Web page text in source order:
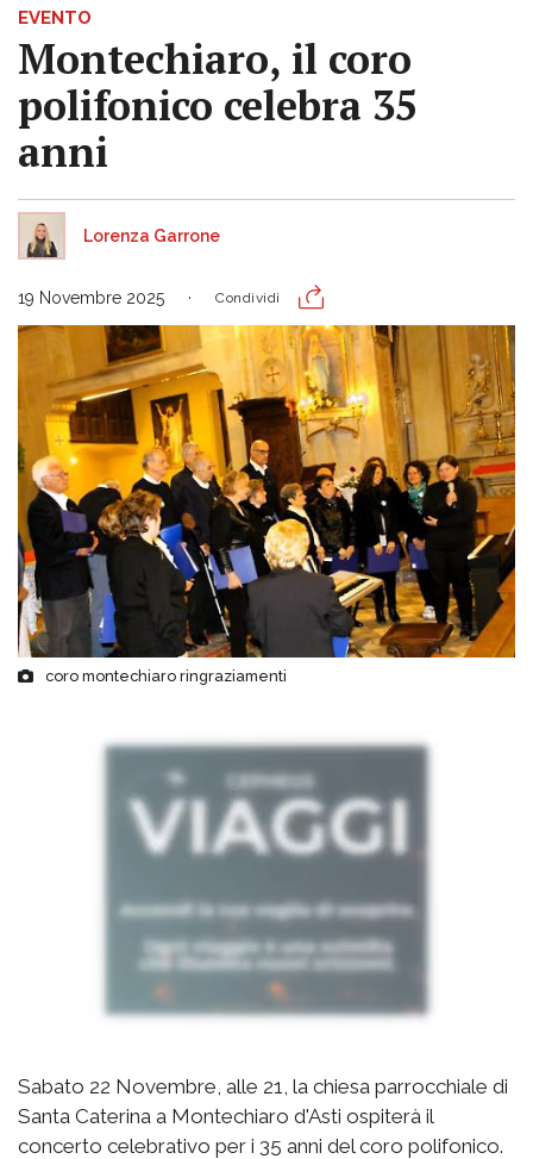
EVENTO
Montechiaro, il coro
polifonico celebra 35
anni
Lorenza Garrone
19 Novembre 2025 Condividi
coro montechiaro ringraziamenti
Sabato 22 Novembre, alle 21, la chiesa parrocchiale di
Santa Caterina a Montechiaro d'Asti ospiterà il
concerto celebrativo per i 35 anni del coro polifonico.